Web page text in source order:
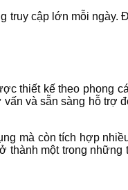
truy cập lớn mỗi ngày.
thiết kế theo phong
và sẵn sàng hỗ trợ
mà còn tích hợp
thành một trong